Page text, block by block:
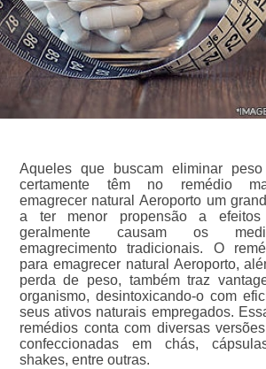
Aqueles que buscam eliminar
certamente têm no remédio
emagrecer natural Aeroporto um
a ter menor propensão a efeitos
geralmente causam os
emagrecimento tradicionais. O
para emagrecer natural Aeroporto,
perda de peso, também traz
organismo, desintoxicando-o com
seus ativos naturais empregados.
remédios conta com diversas
confeccionadas em chás,
shakes, entre outras.